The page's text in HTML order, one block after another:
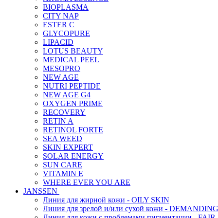
BIOPLASMA
CITY NAP
ESTER C
GLYCOPURE
LIPACID
LOTUS BEAUTY
MEDICAL PEEL
MESOPRO
NEW AGE
NUTRI PEPTIDE
NEW AGE G4
OXYGEN PRIME
RECOVERY
RETIN A
RETINOL FORTE
SEA WEED
SKIN EXPERT
SOLAR ENERGY
SUN CARE
VITAMIN E
WHERE EVER YOU ARE
JANSSEN
Линия для жирной кожи - OILY SKIN
Линия для зрелой и/или сухой кожи -